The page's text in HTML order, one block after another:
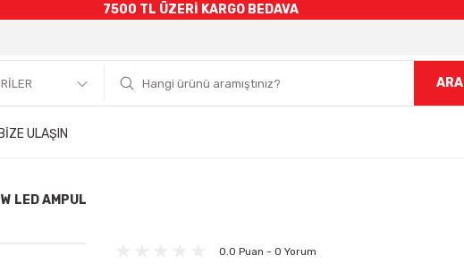
7500 TL ÜZERİ KARGO BEDAVA
ARA
BİZE ULAŞIN
LED AMPUL
0.0 Puan - 0 Yorum